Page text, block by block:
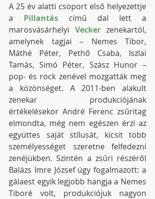
A 25 év alatti csoport első helyezettje
a Pillantás című dal lett a
marosvásárhelyi Vecker zenekartól,
amelynek tagjai – Nemes Tibor,
Máthé Péter, Pethő Csaba, Iszlai
Tamás, Simó Péter, Szász Hunor –
pop- és rock zenével mozgatták meg
a közönséget. A 2011-ben alakult
zenekar produkciójának
értékelésekor André Ferenc zsűritag
elmondta, még nem egészen érzi az
együttes saját stílusát, kicsit több
személyességet szeretne felfedezni
zenéjükben. Szintén a zsűri részéről
Balázs Imre József úgy fogalmazott: a
gálaest egyik legjobb hangja a Nemes
Tiboré volt, produkciójuk nagyon